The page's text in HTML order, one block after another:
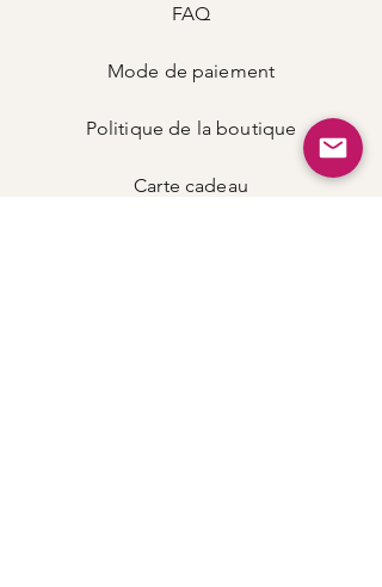
FAQ
Mode de paiement
Politique de la boutique
Carte cadeau